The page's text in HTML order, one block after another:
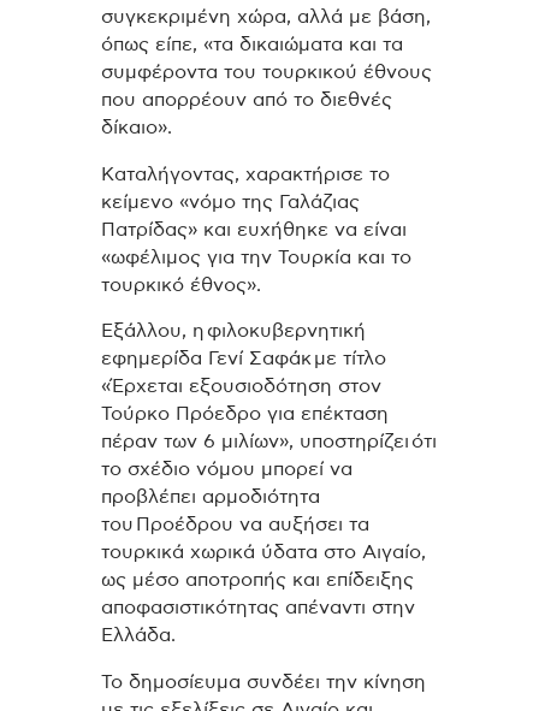
συγκεκριμένη χώρα, αλλά με βάση,
όπως είπε, «τα δικαιώματα και τα
συμφέροντα του τουρκικού έθνους
που απορρέουν από το διεθνές
δίκαιο».
Καταλήγοντας, χαρακτήρισε το
κείμενο «νόμο της Γαλάζιας
Πατρίδας» και ευχήθηκε να είναι
«ωφέλιμος για την Τουρκία και το
τουρκικό έθνος».
Εξάλλου, η φιλοκυβερνητική
εφημερίδα Γενί Σαφάκ με τίτλο
«Έρχεται εξουσιοδότηση στον
Τούρκο Πρόεδρο για επέκταση
πέραν των 6 μιλίων», υποστηρίζει ότι
το σχέδιο νόμου μπορεί να
προβλέπει αρμοδιότητα
του Προέδρου να αυξήσει τα
τουρκικά χωρικά ύδατα στο Αιγαίο,
ως μέσο αποτροπής και επίδειξης
αποφασιστικότητας απέναντι στην
Ελλάδα.
Το δημοσίευμα συνδέει την κίνηση